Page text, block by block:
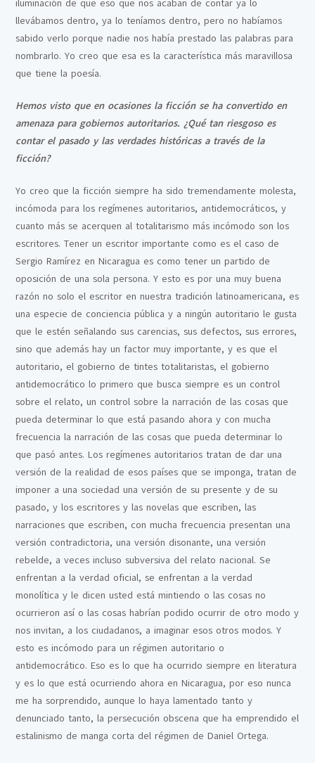
iluminación de que eso que nos acaban de contar ya lo
llevábamos dentro, ya lo teníamos dentro, pero no habíamos
sabido verlo porque nadie nos había prestado las palabras para
nombrarlo. Yo creo que esa es la característica más maravillosa
que tiene la poesía.
Hemos visto que en ocasiones la ficción se ha convertido en
amenaza para gobiernos autoritarios. ¿Qué tan riesgoso es
contar el pasado y las verdades históricas a través de la
ficción?
Yo creo que la ficción siempre ha sido tremendamente molesta,
incómoda para los regímenes autoritarios, antidemocráticos, y
cuanto más se acerquen al totalitarismo más incómodo son los
escritores. Tener un escritor importante como es el caso de
Sergio Ramírez en Nicaragua es como tener un partido de
oposición de una sola persona. Y esto es por una muy buena
razón no solo el escritor en nuestra tradición latinoamericana, es
una especie de conciencia pública y a ningún autoritario le gusta
que le estén señalando sus carencias, sus defectos, sus errores,
sino que además hay un factor muy importante, y es que el
autoritario, el gobierno de tintes totalitaristas, el gobierno
antidemocrático lo primero que busca siempre es un control
sobre el relato, un control sobre la narración de las cosas que
pueda determinar lo que está pasando ahora y con mucha
frecuencia la narración de las cosas que pueda determinar lo
que pasó antes. Los regímenes autoritarios tratan de dar una
versión de la realidad de esos países que se imponga, tratan de
imponer a una sociedad una versión de su presente y de su
pasado, y los escritores y las novelas que escriben, las
narraciones que escriben, con mucha frecuencia presentan una
versión contradictoria, una versión disonante, una versión
rebelde, a veces incluso subversiva del relato nacional. Se
enfrentan a la verdad oficial, se enfrentan a la verdad
monolítica y le dicen usted está mintiendo o las cosas no
ocurrieron así o las cosas habrían podido ocurrir de otro modo y
nos invitan, a los ciudadanos, a imaginar esos otros modos. Y
esto es incómodo para un régimen autoritario o
antidemocrático. Eso es lo que ha ocurrido siempre en literatura
y es lo que está ocurriendo ahora en Nicaragua, por eso nunca
me ha sorprendido, aunque lo haya lamentado tanto y
denunciado tanto, la persecución obscena que ha emprendido el
estalinismo de manga corta del régimen de Daniel Ortega.